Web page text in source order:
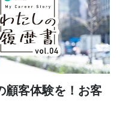
顧客体験を！お客